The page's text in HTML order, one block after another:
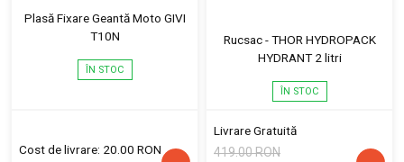
Plasă Fixare Geantă Moto GIVI
T10N
ÎN STOC
Cost de livrare: 20.00 RON
Rucsac - THOR HYDROPACK
HYDRANT 2 litri
ÎN STOC
Livrare Gratuită
419.00 RON